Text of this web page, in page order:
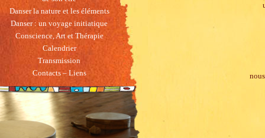
Danser la nature et les éléments
Danser : un voyage initiatique
Conscience, Art et Thérapie
Calendrier
Transmission
Contacts – Liens